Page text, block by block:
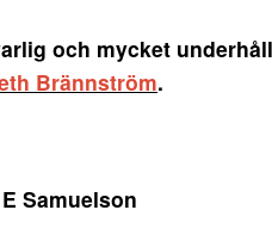
och mycket
Brännström.
Samuelson